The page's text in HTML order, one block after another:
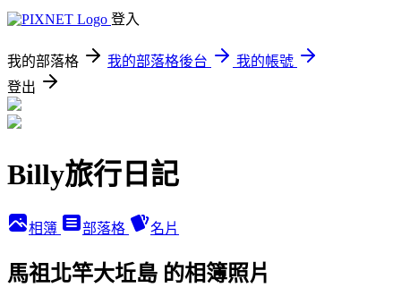
登入
我的部落格 我的部落格後台
我的帳號
登出
Billy旅行日記
相簿 部落格 名片
馬祖北竿大坵島 的相簿照片